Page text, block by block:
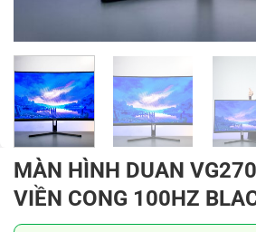
MÀN HÌNH DUAN
VIỀN CONG 100HZ